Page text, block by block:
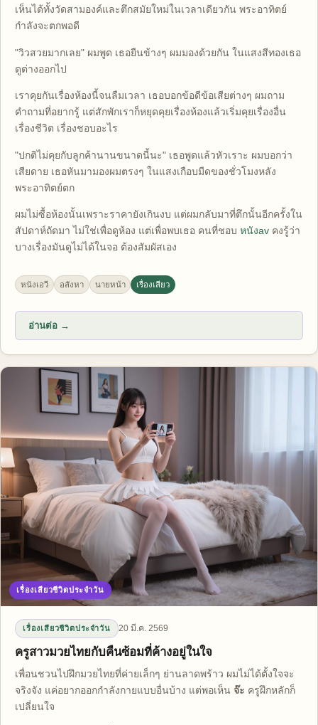
เห็นได้ทั้งวัดสามองค์และตึกสมัยใหม่ในเวลาเดียวกัน พระอาทิตย์
กำลังจะตกพอดี
"วิวสวยมากเลย" ผมพูด เธอยืนข้างๆ ผมมองด้วยกัน ในแสงสีทองเธอ
ดูต่างออกไป
เราคุยกันเรื่องห้องนี้จนลืมเวลา เธอบอกข้อดีข้อเสียต่างๆ ผมถาม
คำถามที่อยากรู้ แต่สักพักเราก็หยุดคุยเรื่องห้องแล้วเริ่มคุยเรื่องอื่น
เรื่องชีวิต เรื่องชอบอะไร
"ปกติไม่คุยกับลูกค้านานขนาดนี้นะ" เธอพูดแล้วหัวเราะ ผมบอกว่า
เสียดาย เธอหันมามองผมตรงๆ ในแสงเกือบมืดของชั่วโมงหลัง
พระอาทิตย์ตก
ผมไม่ซื้อห้องนั้นเพราะราคายังเกินงบ แต่ผมกลับมาที่ตึกนั้นอีกครั้งใน
สัปดาห์ถัดมา ไม่ใช่เพื่อดูห้อง แต่เพื่อพบเธอ คนที่ชอบ หนังav คงรู้ว่า
บางเรื่องมันดูไม่ได้ในจอ ต้องสัมผัสเอง
หนังเอวี อสังหา นายหน้า เรื่องเสียว
อ่านต่อ →
เรื่องเสียวชีวิตประจำวัน
เรื่องเสียวชีวิตประจำวัน 20 มี.ค. 2569
ครูสาวมวยไทยกับคืนซ้อมที่ค้างอยู่ในใจ
เพื่อนชวนไปฝึกมวยไทยที่ค่ายเล็กๆ ย่านลาดพร้าว ผมไม่ได้ตั้งใจจะ
จริงจัง แค่อยากออกกำลังกายแบบอื่นบ้าง แต่พอเห็น จ๊ะ ครูฝึกหลักก็
เปลี่ยนใจ